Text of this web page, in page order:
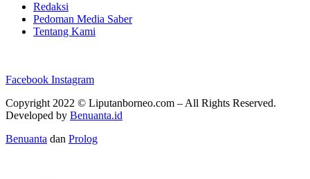
Redaksi
Pedoman Media Saber
Tentang Kami
Facebook Instagram
Copyright 2022 © Liputanborneo.com – All Rights Reserved.
Developed by Benuanta.id
Benuanta dan Prolog